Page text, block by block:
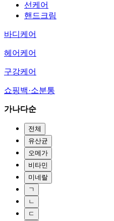
선케어
핸드크림
바디케어
헤어케어
구강케어
쇼핑백·소분통
가나다순
전체
유산균
오메가
비타민
미네랄
ㄱ
ㄴ
ㄷ